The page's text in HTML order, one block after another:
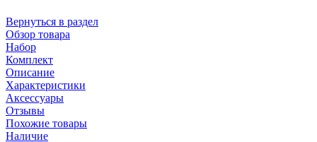
Вернуться в раздел
Обзор товара
Набор
Комплект
Описание
Характеристики
Аксессуары
Отзывы
Похожие товары
Наличие